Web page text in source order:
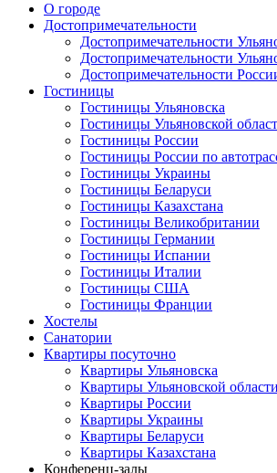
О городе
Достопримечательности
Достопримечательности
Достопримечательности
Достопримечательности
Гостиницы
Гостиницы Ульяновска
Гостиницы Ульяновской
Гостиницы России
Гостиницы России по
Гостиницы Украины
Гостиницы Беларуси
Гостиницы Казахстана
Гостиницы Великобритании
Гостиницы Германии
Гостиницы Испании
Гостиницы Италии
Гостиницы США
Гостиницы Франции
Хостелы
Санатории
Квартиры посуточно
Квартиры Ульяновска
Квартиры Ульяновской области
Квартиры России
Квартиры Украины
Квартиры Беларуси
Квартиры Казахстана
Конференц-залы